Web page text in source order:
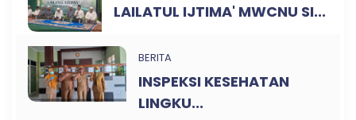
LAILATUL IJTIMA' MWCNU SI...
BERITA
INSPEKSI KESEHATAN
LINGKU...